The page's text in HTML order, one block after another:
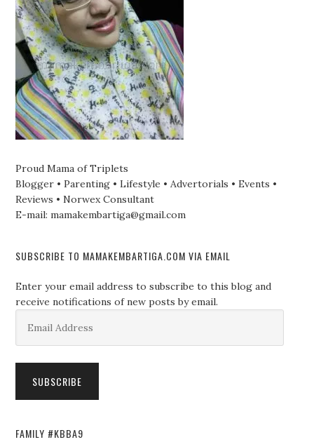
Proud Mama of Triplets
Blogger • Parenting • Lifestyle • Advertorials • Events •
Reviews • Norwex Consultant
E-mail: mamakembartiga@gmail.com
SUBSCRIBE TO MAMAKEMBARTIGA.COM VIA EMAIL
Enter your email address to subscribe to this blog and
receive notifications of new posts by email.
Address
SUBSCRIBE
FAMILY #KBBA9